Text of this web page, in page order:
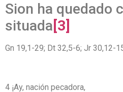
Sion ha quedado
situada [3]
Gn 19,1-29; Dt 32,5-6; Jr 30,12-
4 ¡Ay, nación pecadora,